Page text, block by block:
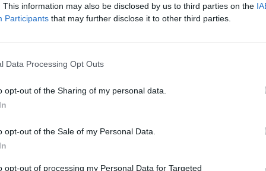
This information may also be disclosed by us to third parties on the
Participants that may further disclose it to other third parties.
Data Processing Opt Outs
opt-out of the Sharing of my personal data.
opt-out of the Sale of my Personal Data.
opt-out of processing my Personal Data for Targeted
00:00:44
Lenkijoje – sudėtinga
evakuojami
Tragiškas įvykis Indijoje: kilus
kūdikių ligoninėje liepsnos
00:00:48
Rusijos ataka
dėl apgadintos ligoninės
apie 38 žmones
Pasaulis
Gazos Ruožas – ant
ligoninių, paliauboms